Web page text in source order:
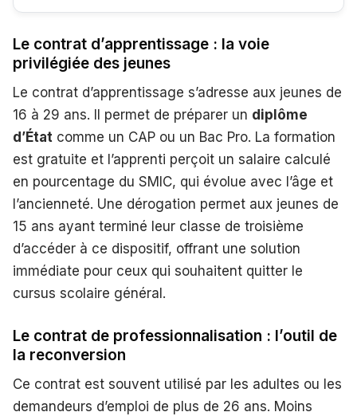
Le contrat d’apprentissage : la voie
privilégiée des jeunes
Le contrat d’apprentissage s’adresse aux jeunes de
16 à 29 ans. Il permet de préparer un diplôme
d’État comme un CAP ou un Bac Pro. La formation
est gratuite et l’apprenti perçoit un salaire calculé
en pourcentage du SMIC, qui évolue avec l’âge et
l’ancienneté. Une dérogation permet aux jeunes de
15 ans ayant terminé leur classe de troisième
d’accéder à ce dispositif, offrant une solution
immédiate pour ceux qui souhaitent quitter le
cursus scolaire général.
Le contrat de professionnalisation : l’outil de
la reconversion
Ce contrat est souvent utilisé par les adultes ou les
demandeurs d’emploi de plus de 26 ans. Moins